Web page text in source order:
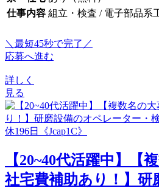
仕事内容 組立・検査 / 電子部品系
＼最短45秒で完了／
応募へ進む
詳しく
見る
【20~40代活躍中】【
社宅費補助あり！】研